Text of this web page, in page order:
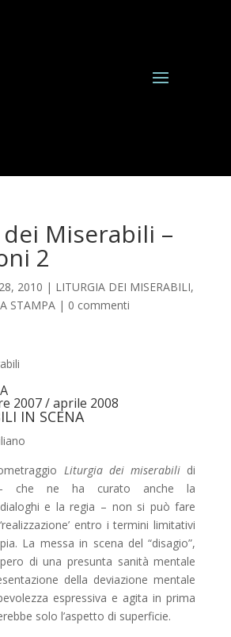
Miserabili –
2
2010 | LITURGIA DEI MISERABILI,
STAMPA| 0 commenti
2007 / aprile 2008
IN SCENA
Liturgia dei miserabilidi
che ne ha curato anche la
e la regia – non si può fare
entro i termini limitativi
La messa in scena del “disagio”,
di una presunta sanità mentale
della deviazione mentale
espressiva e agita in prima
solo l’aspetto di superficie.